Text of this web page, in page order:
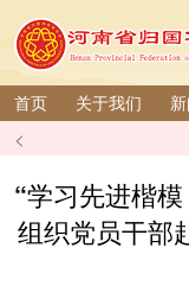
首页 关于我们
<
“学习先进楷
组织党员干部